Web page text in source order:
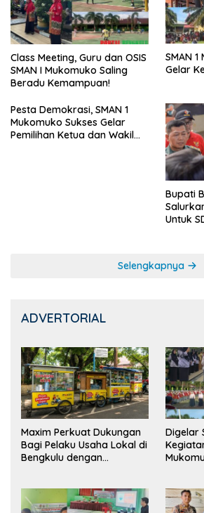
Class Meeting, Guru dan OSIS
SMAN I Mukomuko Saling
Beradu Kemampuan!
SMAN
Gelar
Pesta Demokrasi, SMAN 1
Mukomuko Sukses Gelar
Pemilihan Ketua dan Wakil
Bupati
Untuk
Selengkapnya
ADVERTORIAL
Maxim Perkuat Dukungan
Bagi Pelaku Usaha Lokal di
Bengkulu dengan
Pasar
Digelar